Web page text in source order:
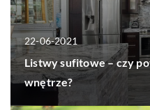
22-06-2021
Listwy sufitowe – czy
wnętrze?